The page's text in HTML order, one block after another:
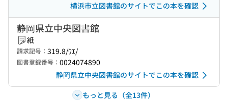
横浜市立図書館のサイトでこの本を確認
静岡県立中央図書館
紙
請求記号： 319.8/ｳｴ/
図書登録番号： 0024074890
静岡県立中央図書館のサイトでこの本を確認
もっと見る（全13件）